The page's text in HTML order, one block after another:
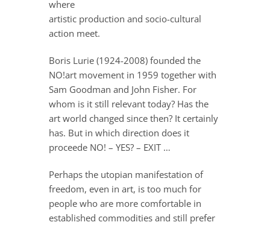
where
artistic production and socio-cultural
action meet.
Boris Lurie (1924-2008) founded the
NO!art movement in 1959 together with
Sam Goodman and John Fisher. For
whom is it still relevant today? Has the
art world changed since then? It certainly
has. But in which direction does it
proceede NO! – YES? – EXIT …
Perhaps the utopian manifestation of
freedom, even in art, is too much for
people who are more comfortable in
established commodities and still prefer